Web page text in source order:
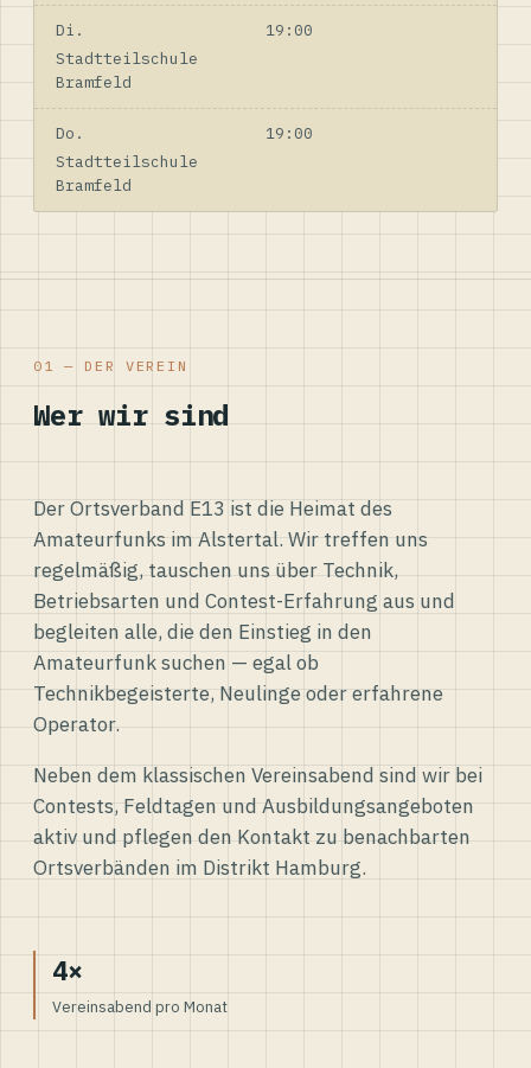
Di.
19:00
Stadtteilschule
Bramfeld
Do.
19:00
Stadtteilschule
Bramfeld
01 — DER VEREIN
Wer wir sind
Der Ortsverband E13 ist die Heimat des
Amateurfunks im Alstertal. Wir treffen uns
regelmäßig, tauschen uns über Technik,
Betriebsarten und Contest-Erfahrung aus und
begleiten alle, die den Einstieg in den
Amateurfunk suchen — egal ob
Technikbegeisterte, Neulinge oder erfahrene
Operator.
Neben dem klassischen Vereinsabend sind wir bei
Contests, Feldtagen und Ausbildungsangeboten
aktiv und pflegen den Kontakt zu benachbarten
Ortsverbänden im Distrikt Hamburg.
4×
Vereinsabend pro Monat